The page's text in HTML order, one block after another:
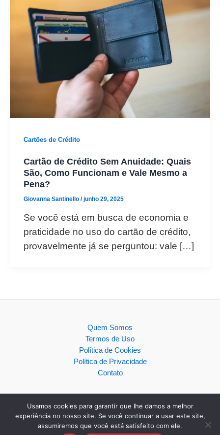
Cartões de Crédito
Cartão de Crédito Sem Anuidade: Quais
São, Como Funcionam e Vale Mesmo a
Pena?
Giovanna Santinello /junho 29, 2025
Se você está em busca de economia e
praticidade no uso do cartão de crédito,
provavelmente já se perguntou: vale […]
Quem Somos
Termos de Uso
Política de Cookies
Política de Privacidade
Contato
Copyright © 2026
Usamos cookies para garantir que lhe damos a melhor
experiência no nosso site. Se você continuar a usar este site,
assumiremos que você está satisfeito com ele.